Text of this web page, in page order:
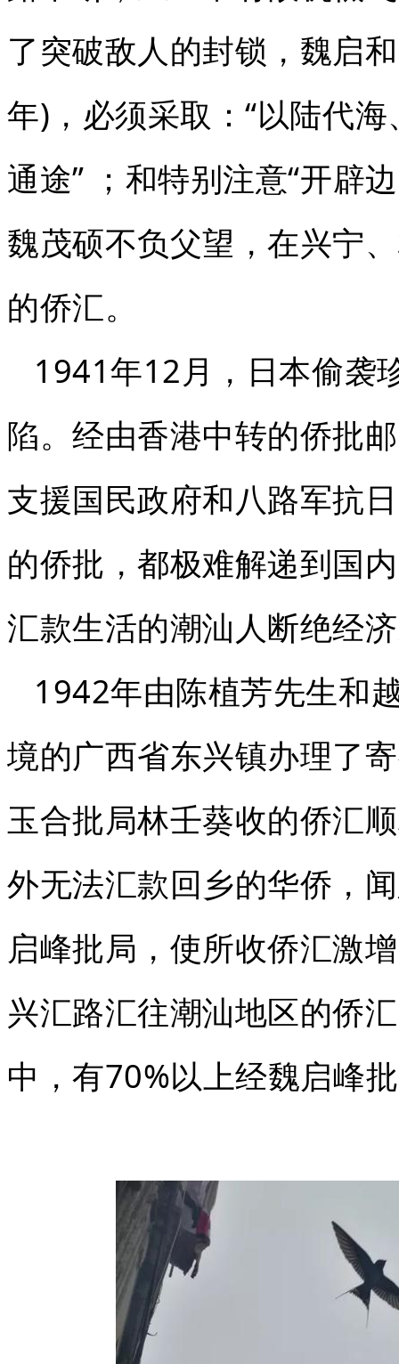
了突破敌人的封锁，魏
年)，必须采取：“以陆代
通途” ；和特别注意“开辟
魏茂硕不负父望，在兴宁
的侨汇。
1941年12月，日本偷袭
陷。经由香港中转的侨批
支援国民政府和八路军抗
的侨批，都极难解递到国
汇款生活的潮汕人断绝经
1942年由陈植芳先生和
境的广西省东兴镇办理了
玉合批局林壬葵收的侨汇
外无法汇款回乡的华侨，
启峰批局，使所收侨汇激
兴汇路汇往潮汕地区的侨
中，有70%以上经魏启峰